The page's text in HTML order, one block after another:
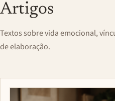
Artigos
Textos sobre vida emocional,
de elaboração.